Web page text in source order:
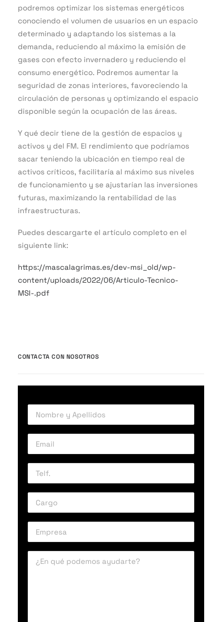
podremos optimizar los sistemas energéticos
conociendo el volumen de usuarios en un espacio
determinado y adaptando los sistemas a la
demanda, reduciendo al máximo la emisión de
gases con efecto invernadero y reduciendo el
consumo energético. Podremos aumentar la
seguridad de zonas interiores, favoreciendo la
circulación de personas y optimizando el espacio
disponible según la ocupación de las áreas.
Y qué decir tiene de la gestión de espacios y
activos y del FM. El rendimiento que podríamos
sacar teniendo la ubicación en tiempo real de
activos críticos, facilitaría al máximo sus niveles
de funcionamiento y se ajustarían las inversiones
futuras, maximizando la rentabilidad de las
infraestructuras.
Puedes descargarte el artículo completo en el
siguiente link:
https://mascalagrimas.es/dev-msi_old/wp-
content/uploads/2022/06/Articulo-Tecnico-
MSI-.pdf
CONTACTA CON NOSOTROS